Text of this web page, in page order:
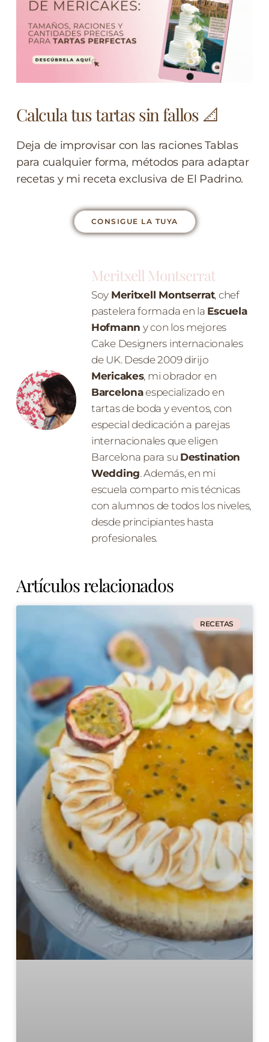
Calcula tus tartas sin fallos 📐
Deja de improvisar con las raciones Tablas
para cualquier forma, métodos para adaptar
recetas y mi receta exclusiva de El Padrino.
CONSIGUE LA TUYA
Meritxell Montserrat
Soy Meritxell Montserrat, chef
pastelera formada en la Escuela
Hofmann y con los mejores
Cake Designers internacionales
de UK. Desde 2009 dirijo
Mericakes, mi obrador en
Barcelonaespecializado en
tartas de boda y eventos, con
especial dedicación a parejas
internacionales que eligen
Barcelona para su Destination
Wedding. Además, en mi
escuela comparto mis técnicas
con alumnos de todos los niveles,
desde principiantes hasta
profesionales.
Artículos relacionados
RECETAS